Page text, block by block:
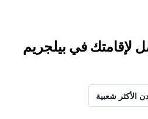
لإقامتك في بيلجريم
الأكثر شعبية